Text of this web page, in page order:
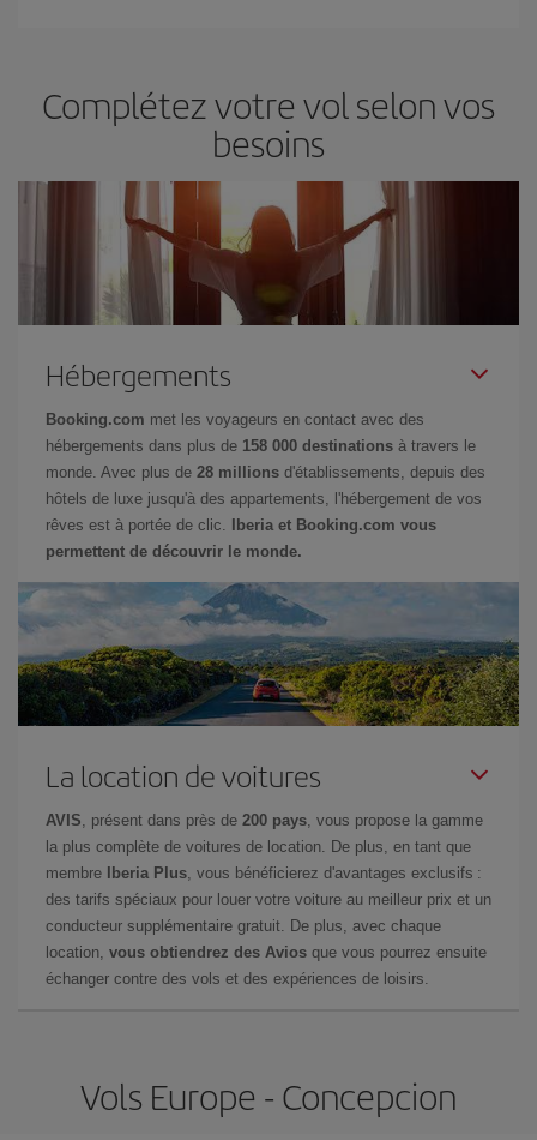
Complétez votre vol selon vos
besoins
Hébergements
Booking.com met les voyageurs en contact avec des
hébergements dans plus de 158 000 destinations à travers le
monde. Avec plus de 28 millions d'établissements, depuis des
hôtels de luxe jusqu'à des appartements, l'hébergement de vos
rêves est à portée de clic.
Iberia et Booking.com vous
permettent de découvrir le monde.
La location de voitures
AVIS , présent dans près de 200 pays , vous propose la gamme
la plus complète de voitures de location. De plus, en tant que
membre
Iberia Plus , vous bénéficierez d'avantages exclusifs :
des tarifs spéciaux pour louer votre voiture au meilleur prix et un
conducteur supplémentaire gratuit. De plus, avec chaque
location, vous obtiendrez des Avios que vous pourrez ensuite
échanger contre des vols et des expériences de loisirs.
Vols Europe - Concepcion